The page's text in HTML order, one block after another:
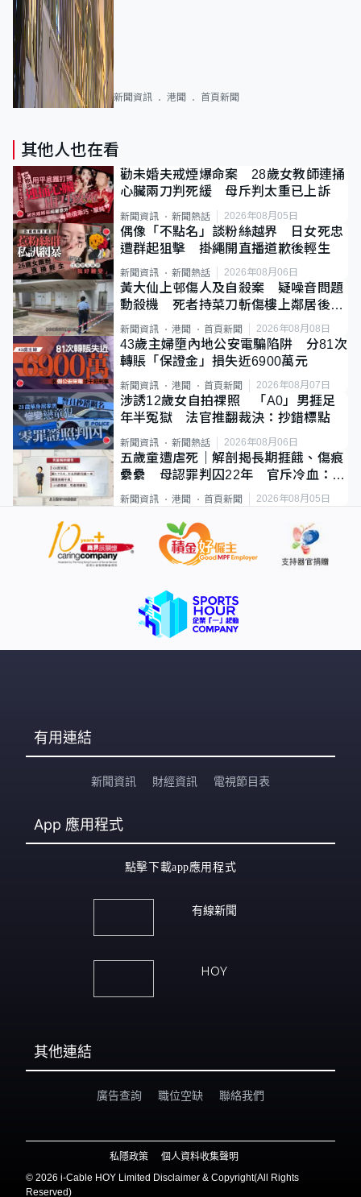
新聞資訊 港聞 首頁新聞
其他人也在看
勸未婚夫戒煙爆命案 28歲女教師連捅
心臟兩刀判死緩 母斥判太重已上訴
新聞資訊 新聞熱話 2026年08月05日
偶像「不點名」談粉絲越界 日女死忠
遭群起狙擊 掛繩開直播道歉後輕生
新聞資訊 新聞熱話 2026年08月06日
黃大仙上邨傷人及自殺案 疑噪音問題
動殺機 死者持菜刀斬傷樓上鄰居後墮
斃
新聞資訊 港聞 首頁新聞 2026年08月08日
43歲主婦墮內地公安電騙陷阱 分81次
轉賬「保證金」損失近6900萬元
新聞資訊 港聞 首頁新聞 2026年08月07日
涉誘12歲女自拍祼照 「A0」男捱足
年半冤獄 法官推翻裁決：抄錯標點
新聞資訊 新聞熱話 2026年08月06日
五歲童遭虐死｜解剖揭長期捱餓、傷痕
纍纍 母認罪判囚22年 官斥冷血：同
類案最惡劣
新聞資訊 港聞 首頁新聞 2026年08月05日
有用連結
新聞資訊 財經資訊 電視節目表
App 應用程式
點擊下載app應用程式
有線新聞
HOY
其他連結
廣告查詢 職位空缺 聯絡我們
私隱政策
個人資料收集聲明
© 2026 i-Cable HOY Limited Disclaimer & Copyright(All Rights
Reserved)